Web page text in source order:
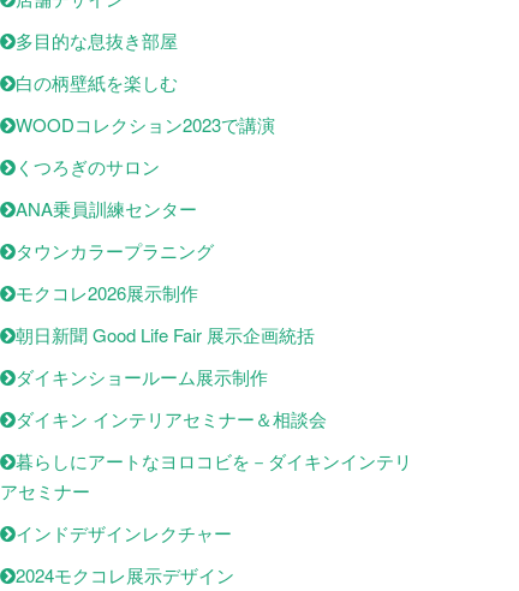
多目的な息抜き部屋
白の柄壁紙を楽しむ
WOODコレクション2023で講演
くつろぎのサロン
ANA乗員訓練センター
タウンカラープラニング
モクコレ2026展示制作
朝日新聞 Good Life Fair 展示企画統括
ダイキンショールーム展示制作
ダイキン インテリアセミナー＆相談会
暮らしにアートなヨロコビを－ダイキンインテリ
アセミナー
インドデザインレクチャー
2024モクコレ展示デザイン